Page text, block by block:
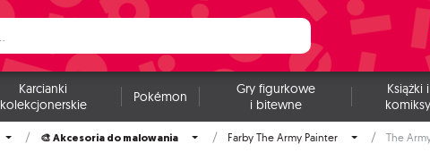
Karcianki
kolekcjonerskie
Pokémon
Gry figurkowe
i bitewne
Książki i
komiksy
🎨 Akcesoria do malowania Farby The Army Painter The